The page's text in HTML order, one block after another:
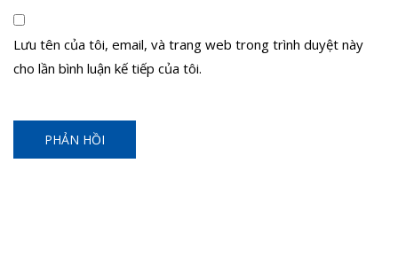
Lưu tên của tôi, email, và trang web trong trình duyệt này
cho lần bình luận kế tiếp của tôi.